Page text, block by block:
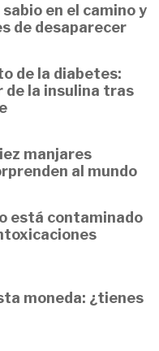
en el camino y
de desaparecer
de la diabetes:
de la insulina tras
manjares
al mundo
está contaminado
moneda: ¿tienes